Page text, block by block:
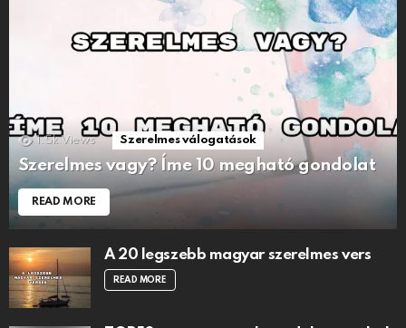
1.5k Views Szerelmes válogatások
Szerelmes vagy? Íme 10 megható gondolat
READ MORE
A 20 legszebb magyar szerelmes vers
READ MORE